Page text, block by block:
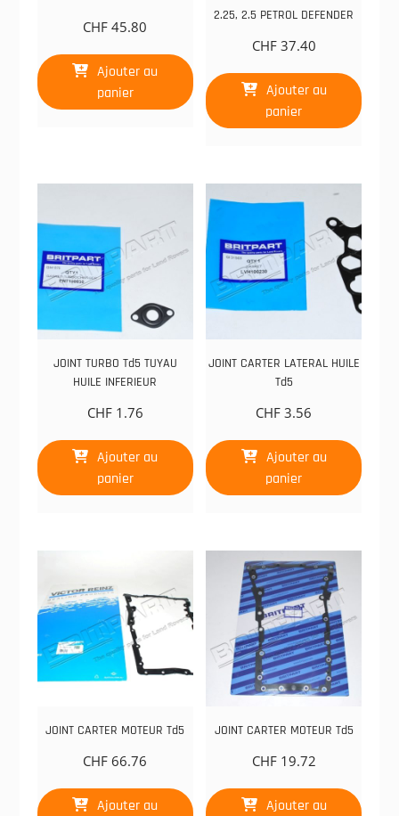
CHF 45.80
Ajouter au
panier
2.25, 2.5 PETROL DEFENDER
CHF37.40
Ajouter au
panier
JOINT TURBO Td5 TUYAU
HUILE INFERIEUR
CHF1.76
Ajouter au
panier
JOINT CARTER LATERAL HUILE
Td5
CHF 3.56
Ajouter au
panier
JOINT CARTER MOTEUR Td5
CHF 66.76
Ajouter au
JOINT CARTER MOTEUR Td5
CHF19.72
Ajouter au